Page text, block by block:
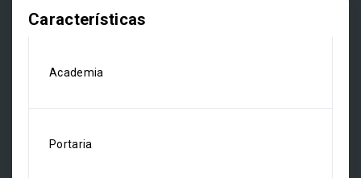
Características
Academia
Portaria